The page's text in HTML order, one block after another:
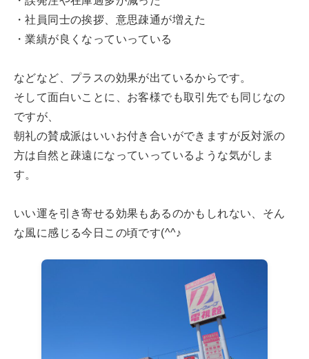
・社員同士の挨拶、意思疎通が増えた
・業績が良くなっていっている
などなど、プラスの効果が出ているからです。
そして面白いことに、お客様でも取引先でも同じなの
ですが、
朝礼の賛成派はいいお付き合いができますが反対派の
方は自然と疎遠になっていっているような気がしま
す。
いい運を引き寄せる効果もあるのかもしれない、そん
な風に感じる今日この頃です(^^♪